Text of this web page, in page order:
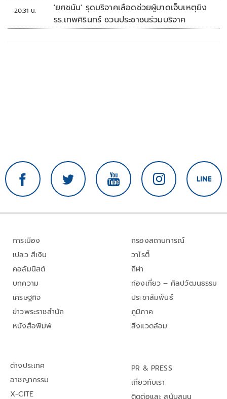
20:31 น.
'ยศชนัน' รุดบริจาคเลือดช่วยผู้บาดเจ็บเหตุยิง
รร.เทพศิรินทร์ ชวนประชาชนร่วมบริจาค
การเมือง
เปลว สีเงิน
คอลัมนิสต์
บทความ
เศรษฐกิจ
ข่าวพระราชสำนัก
หนังสือพิมพ์
กรองสถานการณ์
วาไรตี้
กีฬา
ท่องเที่ยว – ศิลปวัฒนธรรม
ประชาสัมพันธ์
ภูมิภาค
สิ่งแวดล้อม
ต่างประเทศ
อาชญากรรม
X-CITE
PR & PRESS
เกี่ยวกับเรา
ติดต่อและ สนับสนุน